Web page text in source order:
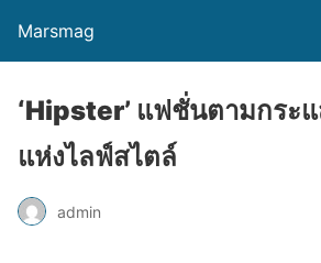
Marsmag
‘Hipster’ แฟชั่นตามกระ
แห่งไลฟ์สไตล์
admin